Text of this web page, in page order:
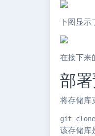
下图显示
在接下来
部
将存储库
git clone
该存储库